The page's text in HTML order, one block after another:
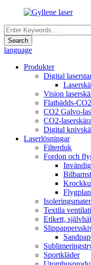
language
Produkter
Digital
Vision
Flatbädds-
CO2 Galvo-
CO2-
Digital
Laserlösningar
Filterduk
Fordon och
Textila
Etikett,
Sportkläder